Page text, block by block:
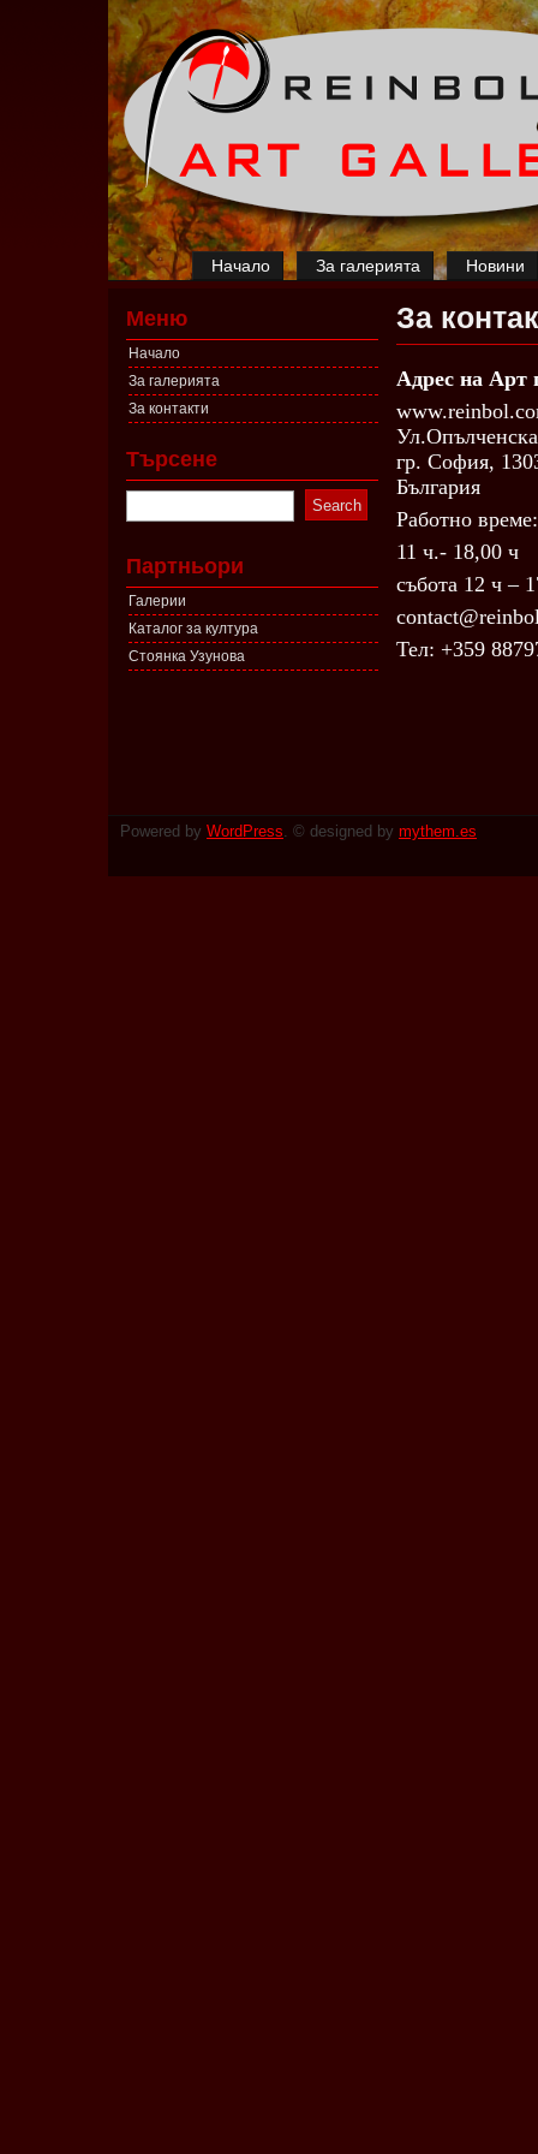
Начало За галерията Новини
Меню
Начало
За галерията
За контакти
Търсене
Партньори
Галерии
Каталог за култура
Стоянка Узунова
За
Адрес на Арт
гр. София,
България
Работно време:
11 ч.- 18,00 ч
събота 12 ч –
Тел: +359
Powered by WordPress. © designed by mythem.es